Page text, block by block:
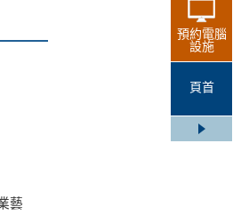
預約電腦
設施
頁首
藝